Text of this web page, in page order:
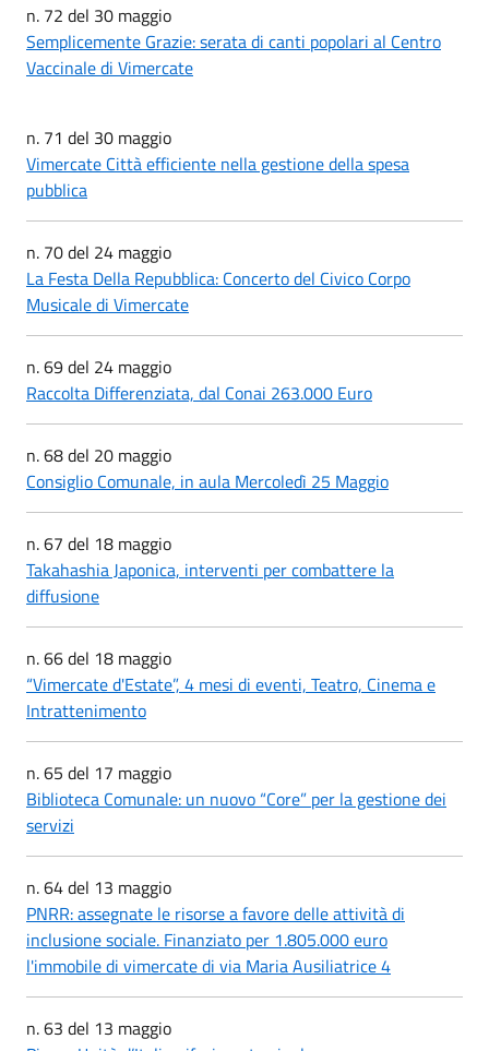
n. 72 del 30 maggio
Semplicemente Grazie: serata di canti popolari al Centro
Vaccinale di Vimercate
n. 71 del 30 maggio
Vimercate Città efficiente nella gestione della spesa
pubblica
n. 70 del 24 maggio
La Festa Della Repubblica: Concerto del Civico Corpo
Musicale di Vimercate
n. 69 del 24 maggio
Raccolta Differenziata, dal Conai 263.000 Euro
n. 68 del 20 maggio
Consiglio Comunale, in aula Mercoledì 25 Maggio
n. 67 del 18 maggio
Takahashia Japonica, interventi per combattere la
diffusione
n. 66 del 18 maggio
“Vimercate d'Estate”, 4 mesi di eventi, Teatro, Cinema e
Intrattenimento
n. 65 del 17 maggio
Biblioteca Comunale: un nuovo “Core” per la gestione dei
servizi
n. 64 del 13 maggio
PNRR: assegnate le risorse a favore delle attività di
inclusione sociale. Finanziato per 1.805.000 euro
l'immobile di vimercate di via Maria Ausiliatrice 4
n. 63 del 13 maggio